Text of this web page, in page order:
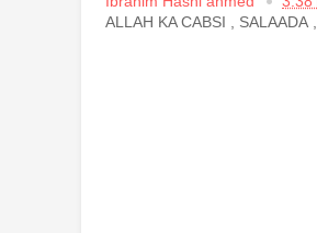
ALLAH KA CABSI
SALAADA